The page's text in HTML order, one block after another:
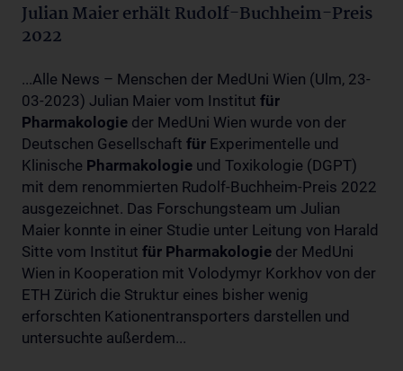
Julian Maier erhält Rudolf-Buchheim-Preis
2022
...Alle News – Menschen der MedUni Wien (Ulm, 23-
03-2023) Julian Maier vom Institut für
Pharmakologie der MedUni Wien wurde von der
Deutschen Gesellschaft für Experimentelle und
Klinische Pharmakologie und Toxikologie (DGPT)
mit dem renommierten Rudolf-Buchheim-Preis 2022
ausgezeichnet. Das Forschungsteam um Julian
Maier konnte in einer Studie unter Leitung von Harald
Sitte vom Institut für Pharmakologie der MedUni
Wien in Kooperation mit Volodymyr Korkhov von der
ETH Zürich die Struktur eines bisher wenig
erforschten Kationentransporters darstellen und
untersuchte außerdem...